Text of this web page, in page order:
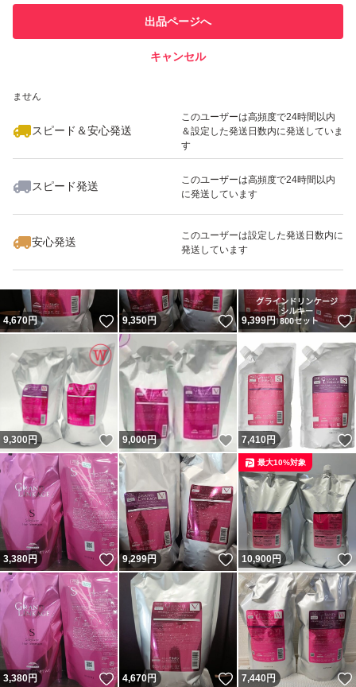
での取引実績があります
ません
スピード＆安心発送
このユーザーは高頻度で24時間以内
＆設定した発送日数内に発送していま
す
スピード発送
このユーザーは高頻度で24時間以内
に発送しています
安心発送
このユーザーは設定した発送日数内に
発送しています
出品ページへ
キャンセル
いいね！
4,690
4,670円 いいね！
9,350円 いいね！
9,399円
9,300 円 いいね！
9,000円 いいね！
7,410円
3,380円 いいね！
9,299円 いいね！
10,900円
最大10%対象
3,380円 いいね！
4,670円 いいね！
7,440円